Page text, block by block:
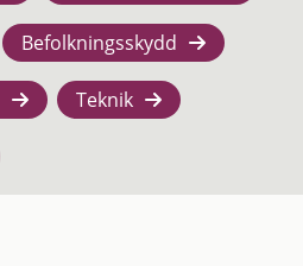
Befolkningsskydd
Teknik